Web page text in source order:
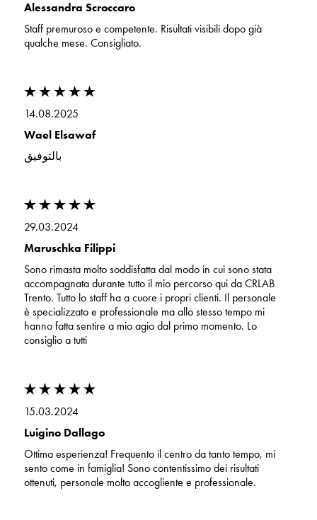
Alessandra Scroccaro
Staff premuroso e competente. Risultati visibili dopo già
qualche mese. Consigliato.
14.08.2025
Wael Elsawaf
بالتوفيق
29.03.2024
Maruschka Filippi
Sono rimasta molto soddisfatta dal modo in cui sono stata
accompagnata durante tutto il mio percorso qui da CRLAB
Trento. Tutto lo staff ha a cuore i propri clienti. Il personale
è specializzato e professionale ma allo stesso tempo mi
hanno fatta sentire a mio agio dal primo momento. Lo
consiglio a tutti
15.03.2024
Luigino Dallago
Ottima esperienza! Frequento il centro da tanto tempo, mi
sento come in famiglia! Sono contentissimo dei risultati
ottenuti, personale molto accogliente e professionale.